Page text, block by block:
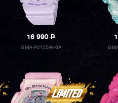
16 990P
GMA-P2125W-6A